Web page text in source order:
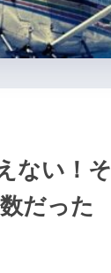
ない！
だった